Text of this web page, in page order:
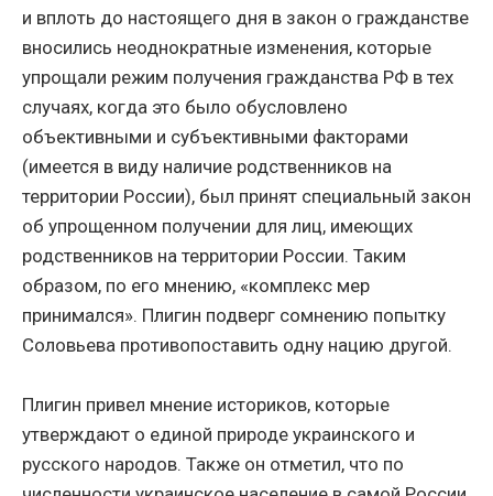
и вплоть до настоящего дня в закон о гражданстве
вносились неоднократные изменения, которые
упрощали режим получения гражданства РФ в тех
случаях, когда это было обусловлено
объективными и субъективными факторами
(имеется в виду наличие родственников на
территории России), был принят специальный закон
об упрощенном получении для лиц, имеющих
родственников на территории России. Таким
образом, по его мнению, «комплекс мер
принимался». Плигин подверг сомнению попытку
Соловьева противопоставить одну нацию другой.
Плигин привел мнение историков, которые
утверждают о единой природе украинского и
русского народов. Также он отметил, что по